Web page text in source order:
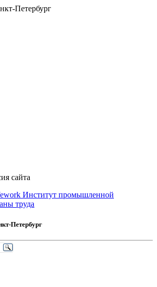
Петербург
сайта
Институт промышленной
труда
Петербург